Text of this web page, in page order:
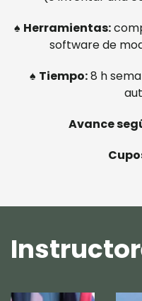
︎♠︎ Herramientas:
software de
︎♠︎ Tiempo:8 h
Avance